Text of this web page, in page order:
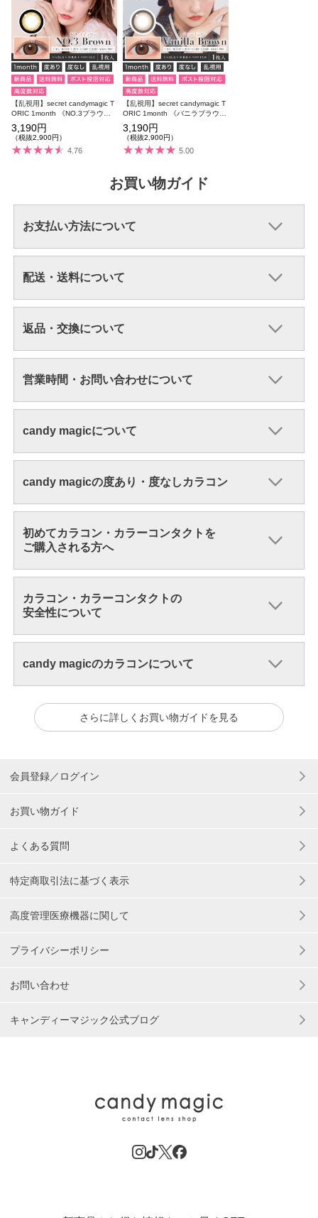
【乱視用】secret candymagic T
ORIC 1month 《NO.3ブラウ
ン》 度あり 度なし 《両目分(2
枚)》 3番
3,190円
（税抜2,900円）
4.76
【乱視用】secret candymagic T
ORIC 1month 《バニラブラウ
ン》 度あり 度なし 《両目分(2
枚)》
3,190円
（税抜2,900円）
5.00
お買い物ガイド
お支払い方法について
配送・送料について
返品・交換について
営業時間・お問い合わせについて
candy magicについて
candy magicの度あり・度なしカラコン
初めてカラコン・カラーコンタクトを
ご購入される方へ
カラコン・カラーコンタクトの
安全性について
candy magicのカラコンについて
さらに詳しくお買い物ガイドを見る
会員登録／ログイン
お買い物ガイド
よくある質問
特定商取引法に基づく表示
高度管理医療機器に関して
プライバシーポリシー
お問い合わせ
キャンディーマジック公式ブログ